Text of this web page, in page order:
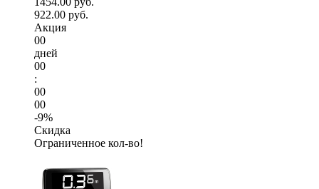
922.00 руб.
Акция
00
дней
00
:
00
00
-9%
Скидка
Ограниченное кол-во!